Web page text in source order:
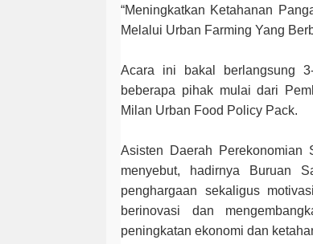
“Meningkatkan Ketahanan
Melalui Urban Farming Yang
Acara ini bakal berlangsung
beberapa pihak mulai dari
Milan Urban Food Policy Pack.
Asisten Daerah Perekonomian
menyebut, hadirnya Buruan
penghargaan sekaligus
berinovasi dan
peningkatan ekonomi dan